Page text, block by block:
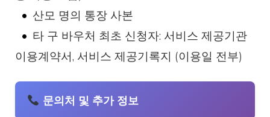
산모 명의 통장 사본
타 구 바우처 최초 신청자: 서비스 제공기관
이용계약서, 서비스 제공기록지 (이용일 전부)
문의처 및 추가 정보